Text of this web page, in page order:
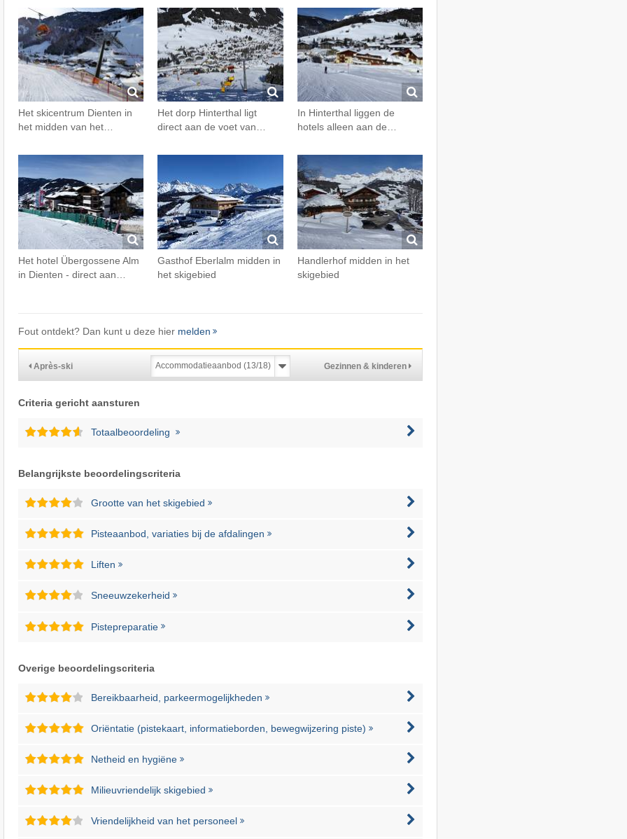
Het skicentrum Dienten in
het midden van het…
Het dorp Hinterthal ligt
direct aan de voet van…
In Hinterthal liggen de
hotels alleen aan de…
Het hotel Übergossene Alm
in Dienten - direct aan…
Gasthof Eberlalm midden in
het skigebied
Handlerhof midden in het
skigebied
Fout ontdekt? Dan kunt u deze hier melden
Après-ski Gezinnen & kinderen
Criteria gericht aansturen
Totaalbeoordeling
Belangrijkste beoordelingscriteria
Grootte van het skigebied
Pisteaanbod, variaties bij de afdalingen
Liften
Sneeuwzekerheid
Pistepreparatie
Overige beoordelingscriteria
Bereikbaarheid, parkeermogelijkheden
Oriëntatie (pistekaart, informatieborden, bewegwijzering piste)
Netheid en hygiëne
Milieuvriendelijk skigebied
Vriendelijkheid van het personeel